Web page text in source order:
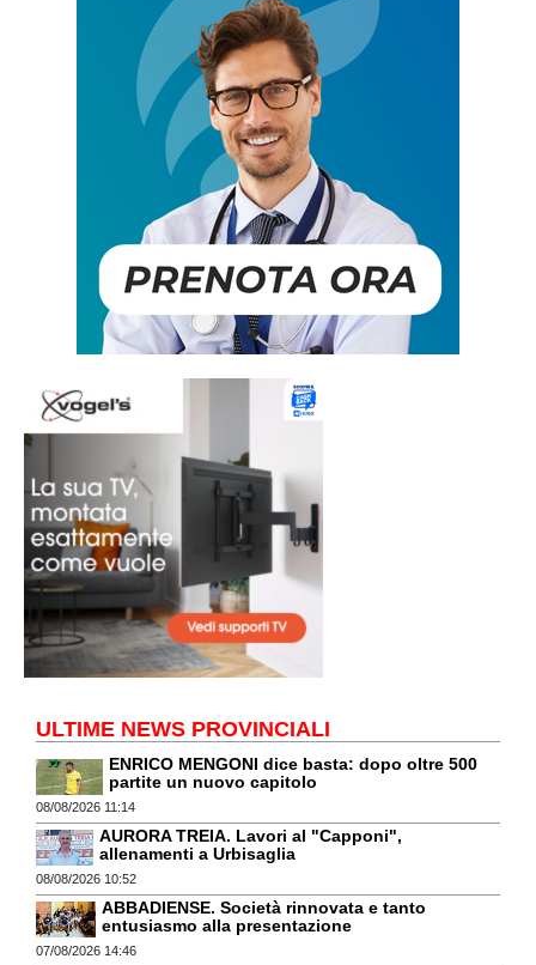
ULTIME NEWS PROVINCIALI
ENRICO MENGONI dice basta: dopo oltre 500
partite un nuovo capitolo
08/08/2026 11:14
AURORA TREIA. Lavori al "Capponi",
allenamenti a Urbisaglia
08/08/2026 10:52
ABBADIENSE. Società rinnovata e tanto
entusiasmo alla presentazione
07/08/2026 14:46